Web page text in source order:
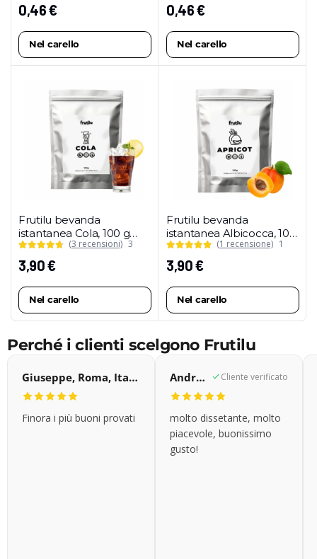
0,46€
Nel carello
0,46€
Nel carello
Frutilu bevanda
istantanea Cola, 100 g
(confezione maxi)
(3 recensioni) 3
3,90€
Nel carello
Frutilu bevanda
istantanea Albicocca, 100
g (confezione maxi)
(1 recensione) 1
3,90€
Nel carello
Perché i clienti scelgono Frutilu
Giuseppe, Roma, Italia
Finora i più buoni provati
Andrea, Gemona del Friuli, Italia Cliente verificato
molto dissetante, molto
piacevole, buonissimo
gusto!